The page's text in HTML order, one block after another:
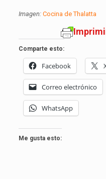
Imagen: Cocina de Thalatta
Comparte esto:
Facebook
Correo electrónico
WhatsApp
Me gusta esto: